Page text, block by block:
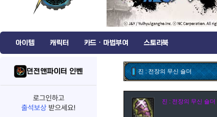
아이템 캐릭터 카드 · 마법부여 스토리북
던전앤파이터 인벤
로그인하고
출석보상 받으세요!
진 : 전장의 무신 숄더
진 : 전장의 무신 숄더